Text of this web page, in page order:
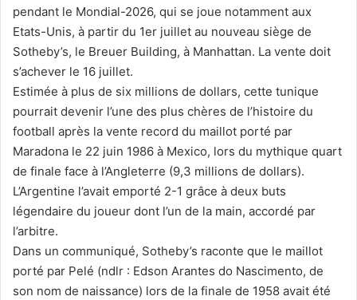
pendant le Mondial-2026, qui se joue notamment aux
Etats-Unis, à partir du 1er juillet au nouveau siège de
Sotheby’s, le Breuer Building, à Manhattan. La vente doit
s’achever le 16 juillet.
Estimée à plus de six millions de dollars, cette tunique
pourrait devenir l’une des plus chères de l’histoire du
football après la vente record du maillot porté par
Maradona le 22 juin 1986 à Mexico, lors du mythique quart
de finale face à l’Angleterre (9,3 millions de dollars).
L’Argentine l’avait emporté 2-1 grâce à deux buts
légendaire du joueur dont l’un de la main, accordé par
l’arbitre.
Dans un communiqué, Sotheby’s raconte que le maillot
porté par Pelé (ndlr : Edson Arantes do Nascimento, de
son nom de naissance) lors de la finale de 1958 avait été